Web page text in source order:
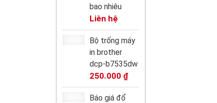
bao nhiêu
Liên hệ
Bộ trống máy
in brother
dcp-b7535dw
250.000 ₫
Báo giá đổ